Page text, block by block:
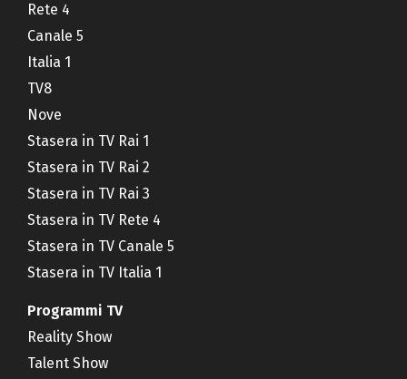
Rete 4
Canale 5
Italia 1
TV8
Nove
Stasera in TV Rai 1
Stasera in TV Rai 2
Stasera in TV Rai 3
Stasera in TV Rete 4
Stasera in TV Canale 5
Stasera in TV Italia 1
Programmi TV
Reality Show
Talent Show